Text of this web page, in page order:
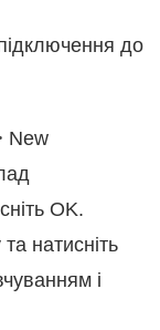
до
New
OK.
натисніть
і